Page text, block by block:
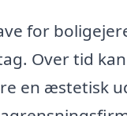
for
Over tid
en æstetisk